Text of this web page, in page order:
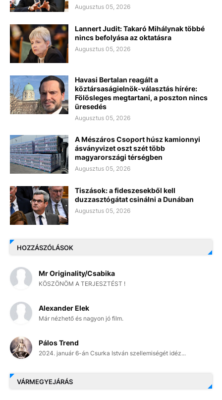
Augusztus 05, 2026
Lannert Judit: Takaró Mihálynak többé
nincs befolyása az oktatásra
Augusztus 05, 2026
Havasi Bertalan reagált a
köztársaságielnök-választás hírére:
Fölösleges megtartani, a poszton nincs
üresedés
Augusztus 05, 2026
A Mészáros Csoport húsz kamionnyi
ásványvizet oszt szét több
magyarországi térségben
Augusztus 05, 2026
Tiszások: a fideszesekből kell
duzzasztógátat csinálni a Dunában
Augusztus 05, 2026
HOZZÁSZÓLÁSOK
Mr Originality/Csabika
KÖSZÖNÖM A TERJESZTÉST !
Alexander Elek
Már nézhető és nagyon jó film.
Pálos Trend
2024. január 6-án Csurka István szellemiségét idéz...
VÁRMEGYEJÁRÁS